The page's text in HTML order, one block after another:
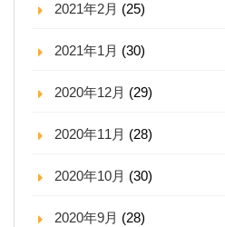
2021年2月 (25)
2021年1月 (30)
2020年12月 (29)
2020年11月 (28)
2020年10月 (30)
2020年9月 (28)